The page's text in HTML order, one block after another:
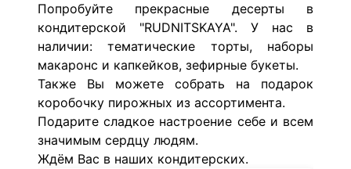
Попробуйте прекрасные десерты в
кондитерской "RUDNITSKAYA". У нас в
наличии: тематические торты, наборы
макаронс и капкейков, зефирные букеты.
Также Вы можете собрать на подарок
коробочку пирожных из ассортимента.
Подарите сладкое настроение себе и всем
значимым сердцу людям.
Ждём Вас в наших кондитерских.